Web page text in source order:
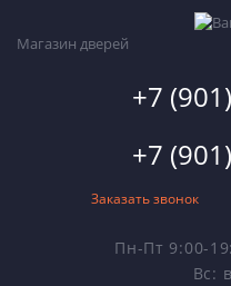
Магазин дверей
+7
+7
Заказать звонок
Пн-Пт 9:00-
Вс: